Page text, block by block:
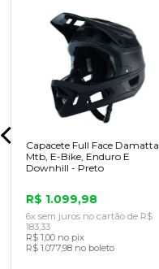
Capacete Full Face Damatta
Mtb, E-Bike, Enduro E
Downhill - Preto
R$ 1.099,98
6x sem juros no cartão de R$
183,33
R$ 1,00 no pix
R$ 1.077,98 no boleto